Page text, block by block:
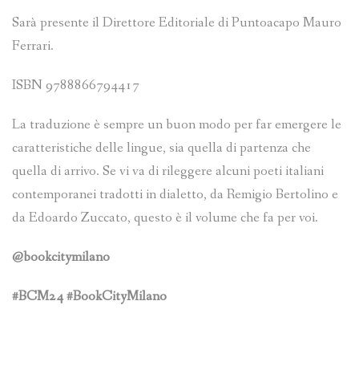
Sarà presente il Direttore Editoriale di Puntoacapo Mauro
Ferrari.
ISBN 9788866794417
La traduzione è sempre un buon modo per far emergere le
caratteristiche delle lingue, sia quella di partenza che
quella di arrivo. Se vi va di rileggere alcuni poeti italiani
contemporanei tradotti in dialetto, da Remigio Bertolino e
da Edoardo Zuccato, questo è il volume che fa per voi.
@bookcitymilano
#BCM24 #BookCityMilano